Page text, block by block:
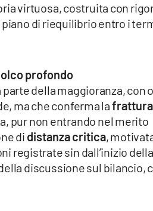
virtuosa, costruita con
di riequilibrio entro i
profondo
della maggioranza, con
ma che conferma lafrattura
pur non entrando nel merito
di distanza critica,
registrate sin dall’inizio della
discussione sul bilancio,